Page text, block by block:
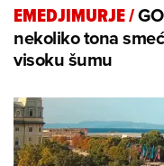
EMEDJIMURJE/
nekoliko tona
visoku šumu